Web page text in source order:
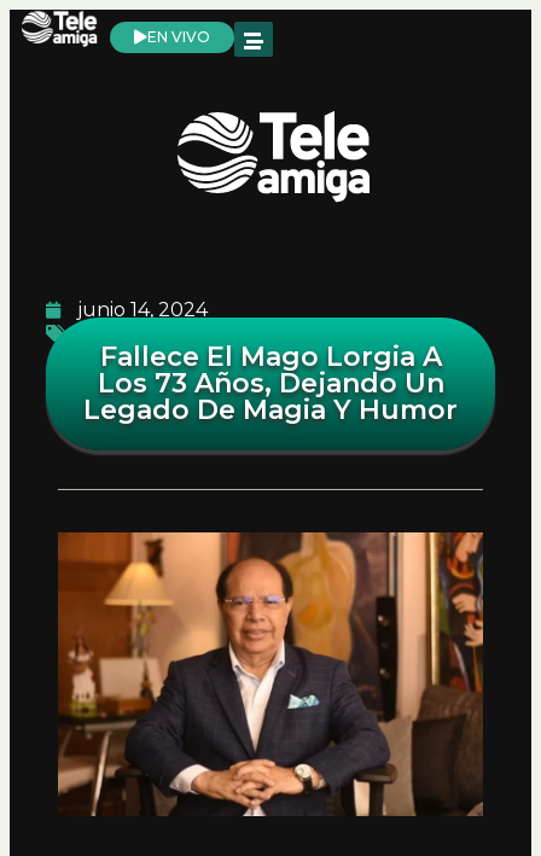
EN VIVO
junio 14, 2024
Fallece El Mago Lorgia A
Los 73 Años, Dejando Un
Legado De Magia Y Humor